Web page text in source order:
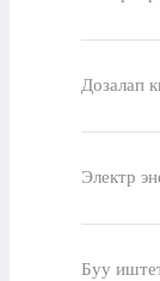
Дозалап
Электр
Буу